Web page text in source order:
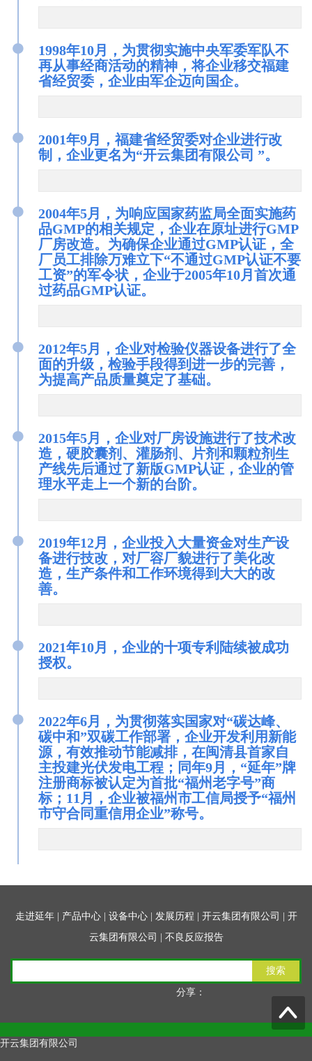
1998年10月，为贯彻实施中央军委军队不
再从事经商活动的精神，将企业移交福建
省经贸委，企业由军企迈向国企。
●
2001年9月，福建省经贸委对企业进行改
制，企业更名为“开云集团有限公司 ”。
●
2004年5月，为响应国家药监局全面实施药
品GMP的相关规定，企业在原址进行GMP
厂房改造。为确保企业通过GMP认证，全
厂员工排除万难立下“不通过GMP认证不要
工资”的军令状，企业于2005年10月首次通
过药品GMP认证。
●
2012年5月，企业对检验仪器设备进行了全
面的升级，检验手段得到进一步的完善，
为提高产品质量奠定了基础。
●
2015年5月，企业对厂房设施进行了技术改
造，硬胶囊剂、灌肠剂、片剂和颗粒剂生
产线先后通过了新版GMP认证，企业的管
理水平走上一个新的台阶。
●
2019年12月，企业投入大量资金对生产设
备进行技改，对厂容厂貌进行了美化改
造，生产条件和工作环境得到大大的改
善。
●
2021年10月，企业的十项专利陆续被成功
授权。
●
2022年6月，为贯彻落实国家对“碳达峰、
碳中和”双碳工作部署，企业开发利用新能
源，有效推动节能减排，在闽清县首家自
主投建光伏发电工程；同年9月，“延年”牌
注册商标被认定为首批“福州老字号”商
标；11月，企业被福州市工信局授予“福州
市守合同重信用企业”称号。
●
走进延年| 产品中心| 设备中心| 发展历程 开云集团有限公司
开
云集团有限公司
不良反应报告
搜索
分享：
开云集团有限公司